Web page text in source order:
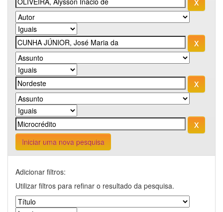
Iniciar uma nova pesquisa
Adicionar filtros:
Utilizar filtros para refinar o resultado da pesquisa.